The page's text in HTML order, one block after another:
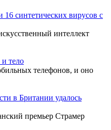
синтетических вирусов с
интеллект
и тело
телефонов, и оно
в Британии удалось
премьер Страмер